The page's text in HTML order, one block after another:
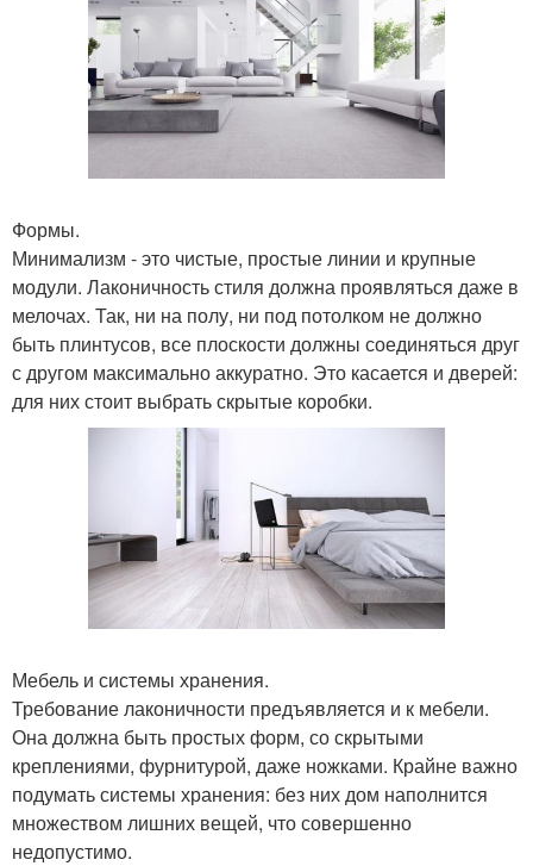
Формы.
Минимализм - это чистые, простые линии и крупные
модули. Лаконичность стиля должна проявляться даже в
мелочах. Так, ни на полу, ни под потолком не должно
быть плинтусов, все плоскости должны соединяться друг
с другом максимально аккуратно. Это касается и дверей:
для них стоит выбрать скрытые коробки.
Мебель и системы хранения.
Требование лаконичности предъявляется и к мебели.
Она должна быть простых форм, со скрытыми
креплениями, фурнитурой, даже ножками. Крайне важно
подумать системы хранения: без них дом наполнится
множеством лишних вещей, что совершенно
недопустимо.